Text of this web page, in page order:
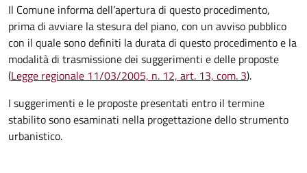
Il Comune informa dell’apertura di questo procedimento,
prima di avviare la stesura del piano, con un avviso pubblico
con il quale sono definiti la durata di questo procedimento e la
modalità di trasmissione dei suggerimenti e delle proposte
(Legge regionale 11/03/2005, n. 12, art. 13, com. 3).
I suggerimenti e le proposte presentati entro il termine
stabilito sono esaminati nella progettazione dello strumento
urbanistico.